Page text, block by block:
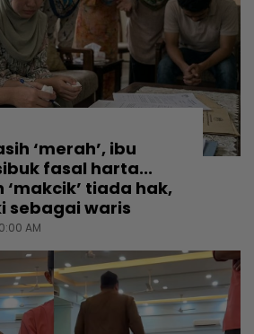
‘merah’, ibu
fasal harta...
tiada hak,
sebagai waris
AM